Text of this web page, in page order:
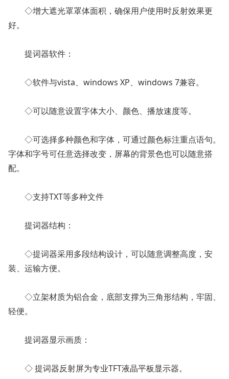
◇增大遮光罩罩体面积，确保用户使用时反射效果更
好。
提词器软件：
◇软件与vista、windows XP、windows 7兼容。
◇可以随意设置字体大小、颜色、播放速度等。
◇可选择多种颜色和字体，可通过颜色标注重点语句。
字体和字号可任意选择改变，屏幕的背景色也可以随意搭
配。
◇支持TXT等多种文件
提词器结构：
◇提词器采用多段结构设计，可以随意调整高度，安
装、运输方便。
◇立架材质为铝合金，底部支撑为三角形结构，牢固、
轻便。
提词器显示画质：
◇ 提词器反射屏为专业TFT液晶平板显示器。